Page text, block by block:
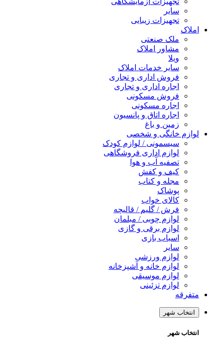
سایر
تجهیزات زیبایی
املاک
ملک صنعتی
مشاور املاک
ویلا
سایر خدمات املاک
فروش اداری و تجاری
اجاره اداری و تجاری
فروش مسکونی
اجاره مسکونی
اجاره اتاق و پانسیون
زمین و باغ
لوازم خانگی و شخصی
سیسمونی / لوازم کودک
لوازم اداری فروشگاهی
تصفیه آب و هوا
کیف و کفش
مجله و کتاب
پوشاک
کالای خواب
فرش / گلیم / قالیچه
لوازم چوبی / مبلمان
لوازم برقی و گازی
اسباب بازی
سایر
لوازم ورزشی
لوازم خانه و آشپزخانه
لوازم موسیقی
لوازم تزئینی
متفرقه
انتخاب شهر
انتخاب شهر